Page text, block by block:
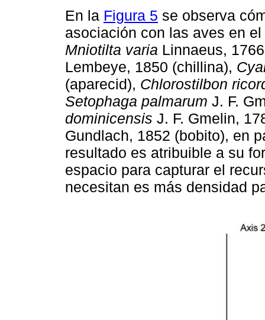
En la Figura 5 se observa
asociación con las aves en
Mniotilta varia Linnaeus,
Lembeye, 1850 (chillina),
(aparecid), Chlorostilbon
Setophaga palmarum J. F.
dominicensis J. F. Gmelin,
Gundlach, 1852 (bobito), en
resultado es atribuible a su
espacio para capturar el
necesitan es más densidad